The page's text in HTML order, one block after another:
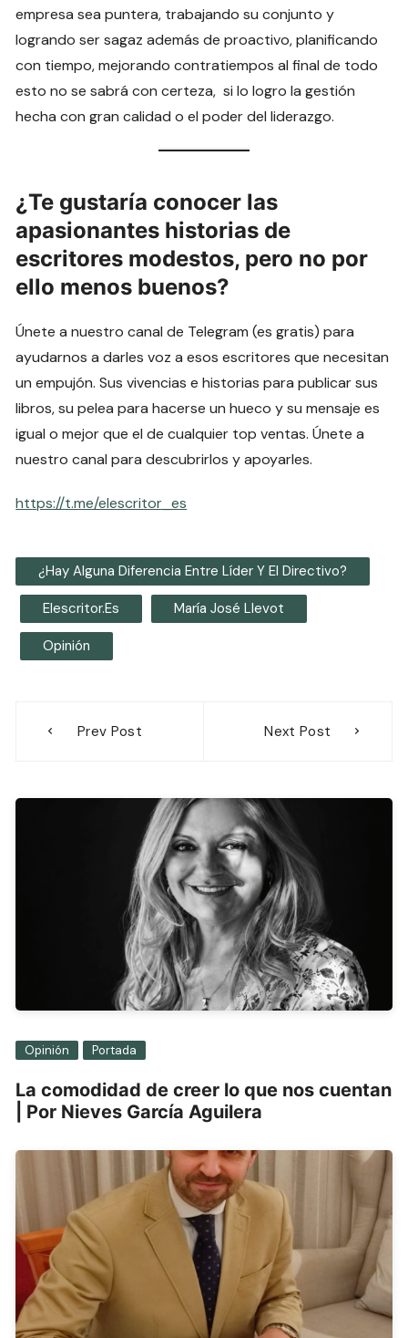
empresa sea puntera, trabajando su conjunto y
logrando ser sagaz además de proactivo, planificando
con tiempo, mejorando contratiempos al final de todo
esto no se sabrá con certeza, si lo logro la gestión
hecha con gran calidad o el poder del liderazgo.
¿Te gustaría conocer las
apasionantes historias de
escritores modestos, pero no por
ello menos buenos?
Únete a nuestro canal de Telegram (es gratis) para
ayudarnos a darles voz a esos escritores que necesitan
un empujón. Sus vivencias e historias para publicar sus
libros, su pelea para hacerse un hueco y su mensaje es
igual o mejor que el de cualquier top ventas. Únete a
nuestro canal para descubrirlos y apoyarles.
https://t.me/elescritor_es
¿Hay Alguna Diferencia Entre Líder Y El Directivo?
Elescritor.es María José Llevot
Opinión
Prev Post Next Post
Opinión Portada
La comodidad de creer lo que nos cuentan
| Por Nieves García Aguilera